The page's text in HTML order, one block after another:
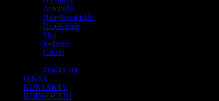
Autokůže
Nábytková kůže
Umělá kůže
Skai
Koberce
Cabrio
Značky aut
O NÁS
KONTAKTY
HODNOCENÍ